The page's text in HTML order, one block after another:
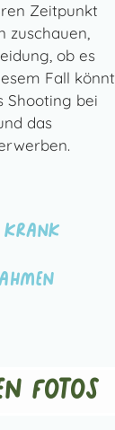
Zeitpunkt
zuschauen,
ob es
Fall könnt
Shooting bei
das
krank
Fotos